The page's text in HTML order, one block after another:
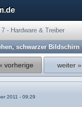
- Hardware & Treiber
schwarzer Bildschirn
vorherige weiter »
2011 - 09:29